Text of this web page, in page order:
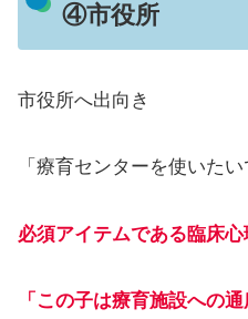
④市役所
市役所へ出向き
「療育センターを使いたい
必須アイテムである臨床
「この子は療育施設への